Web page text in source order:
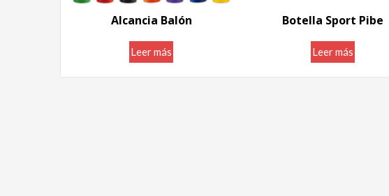
Alcancia Balón
Leer más
Botella Sport Pibe
Leer más